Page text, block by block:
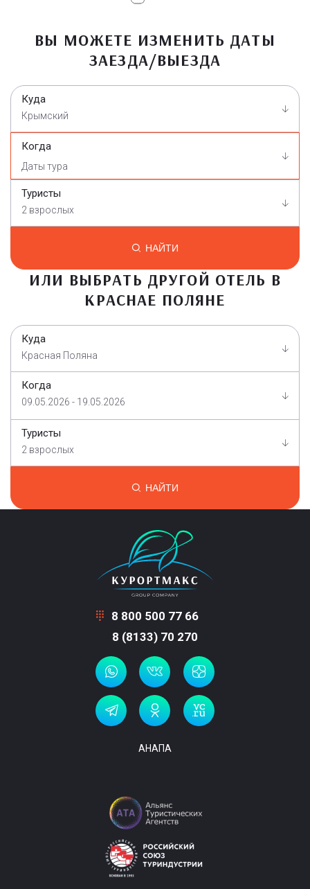
ВЫ МОЖЕТЕ ИЗМЕНИТЬ ДАТЫ
ЗАЕЗДА/ВЫЕЗДА
Куда
Крымский
Когда
Туристы
2 взрослых
НАЙТИ
ИЛИ ВЫБРАТЬ ДРУГОЙ ОТЕЛЬ В
КРАСНАЕ ПОЛЯНЕ
Куда
Красная Поляна
Когда
09.05.2026 - 19.05.2026
Туристы
2 взрослых
НАЙТИ
8 800 500 77 66
8 (8133) 70 270
АНАПА